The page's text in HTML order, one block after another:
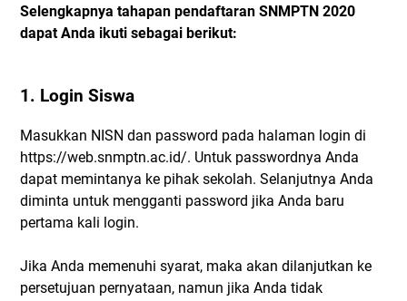
Selengkapnya tahapan pendaftaran SNMPTN 2020
dapat Anda ikuti sebagai berikut:
1. Login Siswa
Masukkan NISN dan password pada halaman login di
https://web.snmptn.ac.id/. Untuk passwordnya Anda
dapat memintanya ke pihak sekolah. Selanjutnya Anda
diminta untuk mengganti password jika Anda baru
pertama kali login.
Jika Anda memenuhi syarat, maka akan dilanjutkan ke
persetujuan pernyataan, namun jika Anda tidak